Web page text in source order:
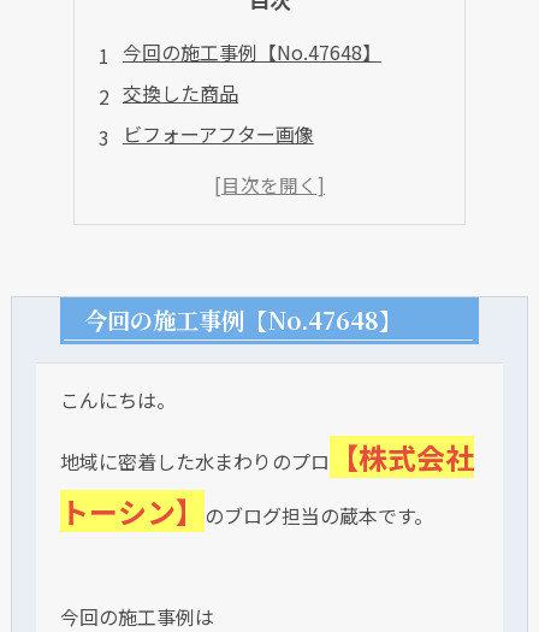
今回の施工事例【No.47648】
交換した商品
ビフォーアフター画像
今回の施工事例【No.47648】
こんにちは。
地域に密着した水まわりのプロ
【株式会社
トーシン】
のブログ担当の蔵本です。
今回の施工事例は